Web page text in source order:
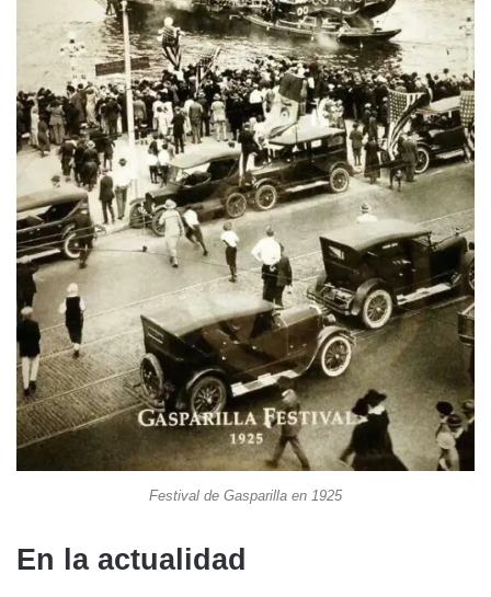
Festival de Gasparilla en 1925
En la actualidad